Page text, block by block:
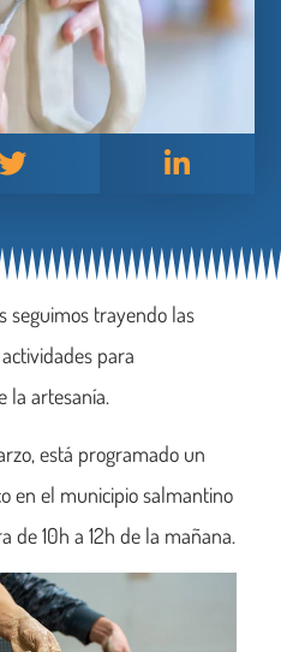
seguimos trayendo las
para
la artesanía.
está programado un
en el municipio salmantino
de 10h a 12h de la mañana.